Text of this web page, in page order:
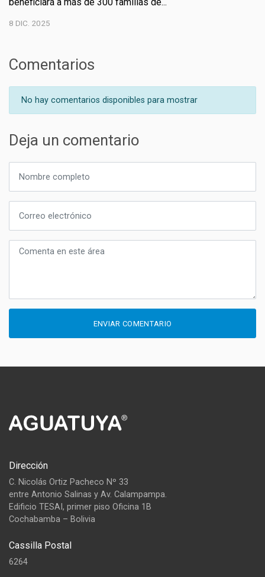
8 DIC. 2025
Comentarios
No hay comentarios disponibles para mostrar
Deja un comentario
ENVIAR COMENTARIO
Dirección
C. Nicolás Ortiz Pacheco Nº 33
entre Antonio Salinas y Av. Calampampa.
Edificio TESAI, primer piso Oficina 1B
Cochabamba – Bolivia
Cassilla Postal
6264